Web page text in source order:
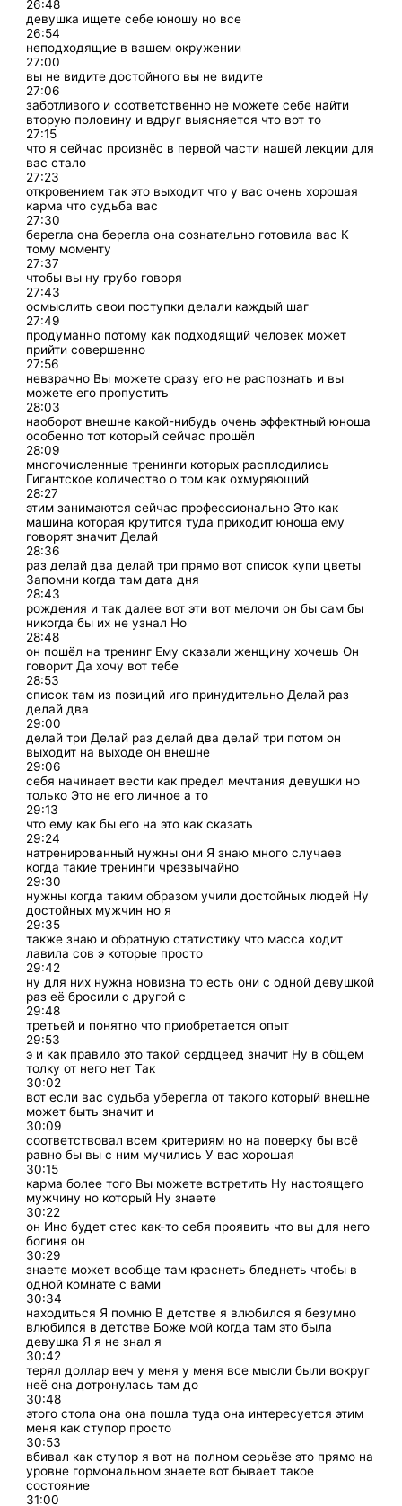
26:48
девушка ищете себе юношу но все
26:54
неподходящие в вашем окружении
27:00
вы не видите достойного вы не видите
27:06
заботливого и соответственно не можете себе найти
вторую половину и вдруг выясняется что вот то
27:15
что я сейчас произнёс в первой части нашей лекции для
вас стало
27:23
откровением так это выходит что у вас очень хорошая
карма что судьба вас
27:30
берегла она берегла она сознательно готовила вас К
тому моменту
27:37
чтобы вы ну грубо говоря
27:43
осмыслить свои поступки делали каждый шаг
27:49
продуманно потому как подходящий человек может
прийти совершенно
27:56
невзрачно Вы можете сразу его не распознать и вы
можете его пропустить
28:03
наоборот внешне какой-нибудь очень эффектный юноша
особенно тот который сейчас прошёл
28:09
многочисленные тренинги которых расплодились
Гигантское количество о том как охмуряющий
28:27
этим занимаются сейчас профессионально Это как
машина которая крутится туда приходит юноша ему
говорят значит Делай
28:36
раз делай два делай три прямо вот список купи цветы
Запомни когда там дата дня
28:43
рождения и так далее вот эти вот мелочи он бы сам бы
никогда бы их не узнал Но
28:48
он пошёл на тренинг Ему сказали женщину хочешь Он
говорит Да хочу вот тебе
28:53
список там из позиций иго принудительно Делай раз
делай два
29:00
делай три Делай раз делай два делай три потом он
выходит на выходе он внешне
29:06
себя начинает вести как предел мечтания девушки но
только Это не его личное а то
29:13
что ему как бы его на это как сказать
29:24
натренированный нужны они Я знаю много случаев
когда такие тренинги чрезвычайно
29:30
нужны когда таким образом учили достойных людей Ну
достойных мужчин но я
29:35
также знаю и обратную статистику что масса ходит
лавила сов э которые просто
29:42
ну для них нужна новизна то есть они с одной девушкой
раз её бросили с другой с
29:48
третьей и понятно что приобретается опыт
29:53
э и как правило это такой сердцеед значит Ну в общем
толку от него нет Так
30:02
вот если вас судьба уберегла от такого который внешне
может быть значит и
30:09
соответствовал всем критериям но на поверку бы всё
равно бы вы с ним мучились У вас хорошая
30:15
карма более того Вы можете встретить Ну настоящего
мужчину но который Ну знаете
30:22
он Ино будет стес как-то себя проявить что вы для него
богиня он
30:29
знаете может вообще там краснеть бледнеть чтобы в
одной комнате с вами
30:34
находиться Я помню В детстве я влюбился я безумно
влюбился в детстве Боже мой когда там это была
девушка Я я не знал я
30:42
терял доллар веч у меня у меня все мысли были вокруг
неё она дотронулась там до
30:48
этого стола она она пошла туда она интересуется этим
меня как ступор просто
30:53
вбивал как ступор я вот на полном серьёзе это прямо на
уровне гормональном знаете вот бывает такое
состояние
31:00